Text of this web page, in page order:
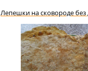
Лепешки на сковороде